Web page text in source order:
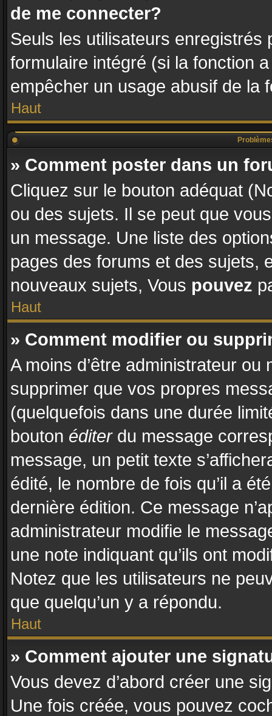
de me connecter?
Seuls les utilisateurs enregistrés
formulaire intégré (si la fonction
empêcher un usage abusif de la
Haut
» Comment poster dans un
Cliquez sur le bouton adéquat
ou des sujets. Il se peut que
un message. Une liste des
pages des forums et des sujets,
nouveaux sujets, Vous pouvez
Haut
» Comment modifier ou
A moins d’être administrateur
supprimer que vos propres
(quelquefois dans une durée
bouton éditerdu message
message, un petit texte
édité, le nombre de fois qu’il a
dernière édition. Ce message
administrateur modifie le
une note indiquant qu’ils ont
Notez que les utilisateurs ne
que quelqu’un y a répondu.
Haut
» Comment ajouter une
Vous devez d’abord créer une
Une fois créée, vous pouvez